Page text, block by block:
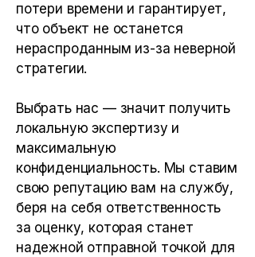
потери времени и гарантирует,
что объект не останется
нераспроданным из-за неверной
стратегии.
Выбрать нас — значит получить
локальную экспертизу и
максимальную
конфиденциальность. Мы ставим
свою репутацию вам на службу,
беря на себя ответственность
за оценку, которая станет
надежной отправной точкой для